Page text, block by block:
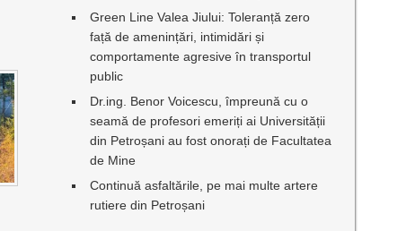
Green Line Valea Jiului: Toleranță zero
față de amenințări, intimidări și
comportamente agresive în transportul
public
Dr.ing. Benor Voicescu, împreună cu o
seamă de profesori emeriți ai Universității
din Petroșani au fost onorați de Facultatea
de Mine
Continuă asfaltările, pe mai multe artere
rutiere din Petroșani